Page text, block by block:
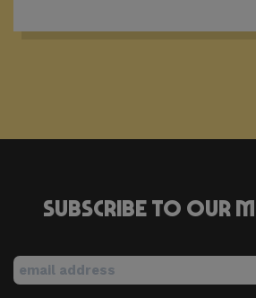
Subscribe to our